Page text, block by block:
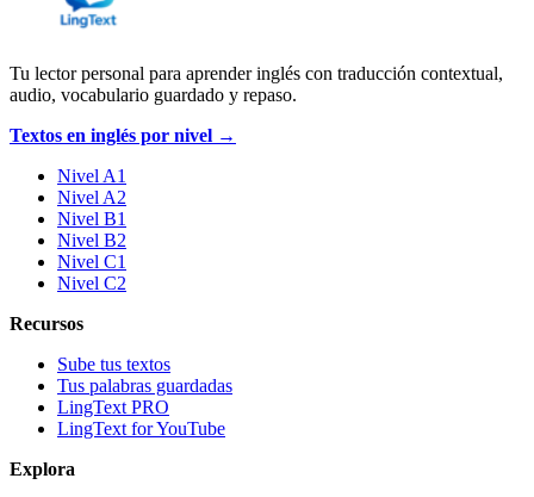
Tu lector personal para aprender inglés con traducción contextual,
audio, vocabulario guardado y repaso.
Textos en inglés por nivel →
Nivel A1
Nivel A2
Nivel B1
Nivel B2
Nivel C1
Nivel C2
Recursos
Sube tus textos
Tus palabras guardadas
LingText PRO
LingText for YouTube
Explora